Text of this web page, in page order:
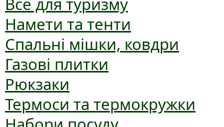
Намети та тенти
Спальні мішки, ковдри
Газові плитки
Рюкзаки
Термоси та термокружки